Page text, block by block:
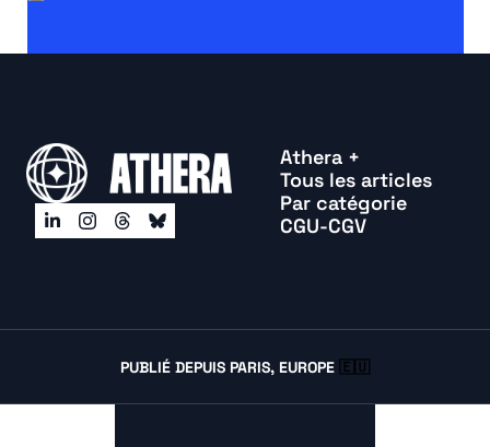
Athera +
Tous les articles
Par catégorie
CGU-CGV
PUBLIÉ DEPUIS PARIS, EUROPE 🇪🇺